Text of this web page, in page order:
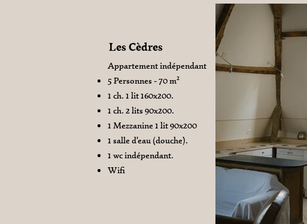
Les Cèdres
Appartement indépendant
5 Personnes - 70 m²
1 ch. 1 lit 160x200.
1 ch. 2 lits 90x200.
1 Mezzanine 1 lit 90x200
1 salle d'eau (douche).
1 wc indépendant.
Wifi